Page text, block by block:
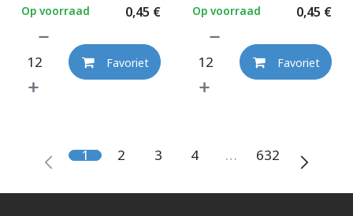
0,45 €
Op voorraad
Favoriet
0,45 €
Op voorraad
Favoriet
1 2 3 4 … 632